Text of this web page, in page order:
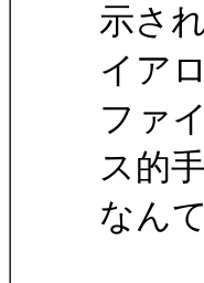
示さ
イア
ファ
ス的
なん